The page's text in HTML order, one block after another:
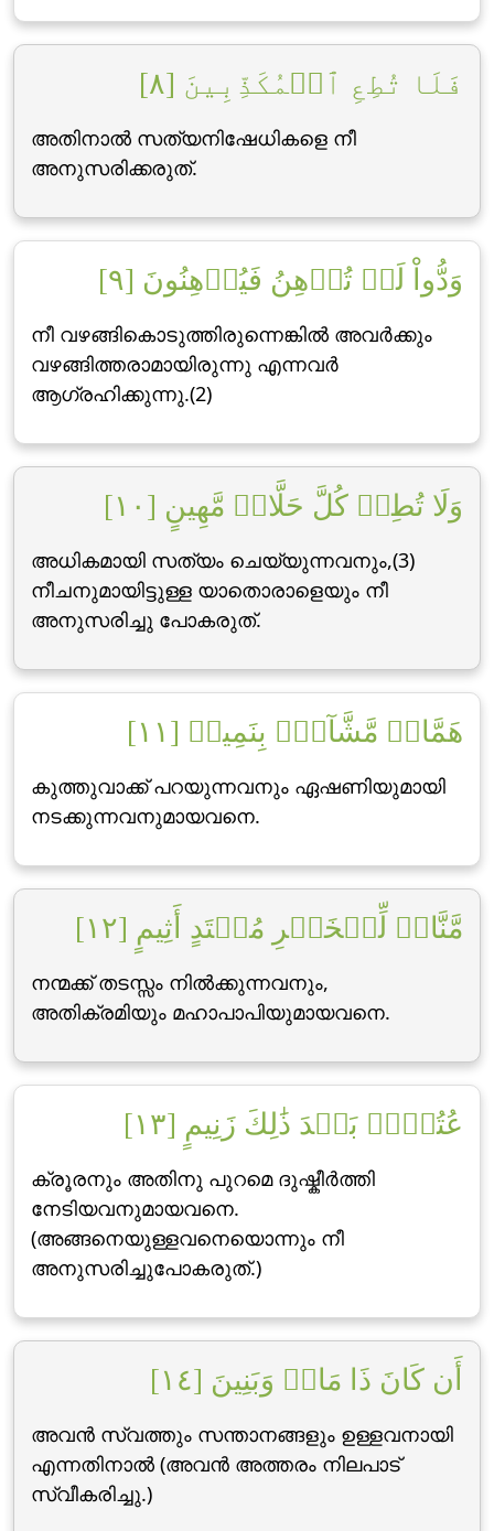
فَلَا تُطِعِ ٱلۡمُكَذِّبِينَ [٨]
അതിനാല്‍ സത്യനിഷേധികളെ നീ
അനുസരിക്കരുത്‌.
وَدُّواْ لَوۡ تُدۡهِنُ فَيُدۡهِنُونَ [٩]
നീ വഴങ്ങികൊടുത്തിരുന്നെങ്കില്‍ അവര്‍ക്കും
വഴങ്ങിത്തരാമായിരുന്നു എന്നവര്‍
ആഗ്രഹിക്കുന്നു.(2)
وَلَا تُطِعۡ كُلَّ حَلَّافٖ مَّهِينٍ [١٠]
അധികമായി സത്യം ചെയ്യുന്നവനും,(3)
നീചനുമായിട്ടുള്ള യാതൊരാളെയും നീ
അനുസരിച്ചു പോകരുത്‌.
هَمَّازٖ مَّشَّآءِۭ بِنَمِيمٖ [١١]
കുത്തുവാക്ക് പറയുന്നവനും ഏഷണിയുമായി
നടക്കുന്നവനുമായവനെ.
مَّنَّاعٖ لِّلۡخَيۡرِ مُعۡتَدٍ أَثِيمٍ [١٢]
നന്മക്ക് തടസ്സം നില്‍ക്കുന്നവനും,
അതിക്രമിയും മഹാപാപിയുമായവനെ.
عُتُلِّۭ بَعۡدَ ذَٰلِكَ زَنِيمٍ [١٣]
ക്രൂരനും അതിനു പുറമെ ദുഷ്കീര്‍ത്തി
നേടിയവനുമായവനെ.
(അങ്ങനെയുള്ളവനെയൊന്നും നീ
അനുസരിച്ചുപോകരുത്.)
أَن كَانَ ذَا مَالٖ وَبَنِينَ [١٤]
അവന്‍ സ്വത്തും സന്താനങ്ങളും ഉള്ളവനായി
എന്നതിനാല്‍ (അവന്‍ അത്തരം നിലപാട്
സ്വീകരിച്ചു.)